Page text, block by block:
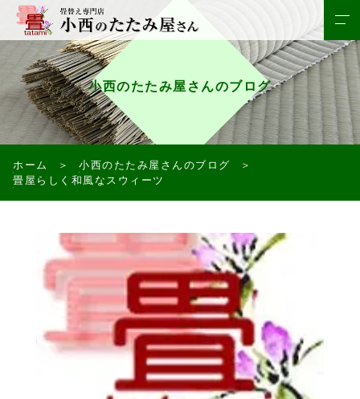
小西のたたみ屋さんのブログ
ホーム
小西のたたみ屋さんのブログ
畳屋らしく和風なスウィーツ